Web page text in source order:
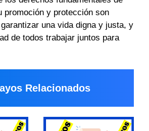
promoción y protección son
una vida digna y justa, y
de todos trabajar juntos para
Relacionados